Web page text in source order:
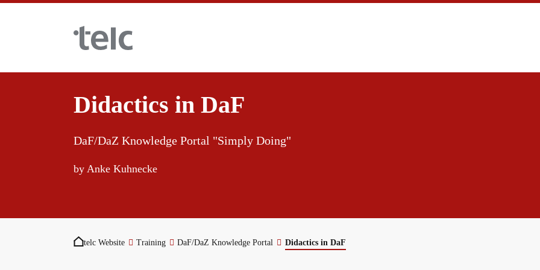
Skip to main content
Language examinations
Certificate examinations
telc Prüfungen in Bad Homburg
Teaching materials
General German
Training programme
Didactics in DaF
DaF/DaZ Knowledge Portal "Simply Doing"
by Anke Kuhnecke
telc Website Training DaF/DaZ Knowledge Portal Didactics in DaF